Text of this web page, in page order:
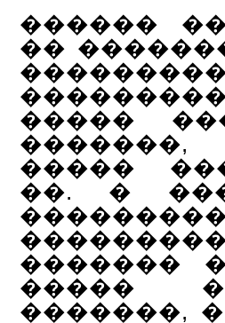
������
��
�����
�����
��. �
�������
�����
�������,